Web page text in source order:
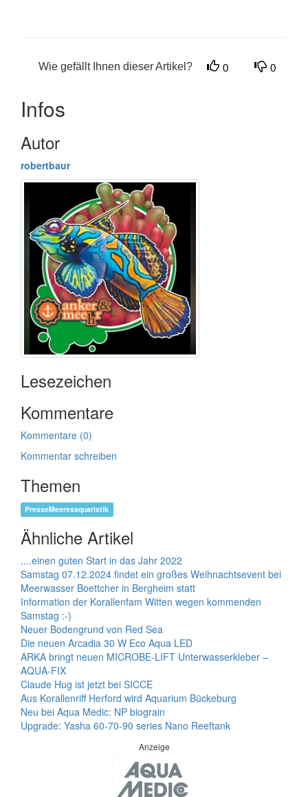
Wie gefällt Ihnen dieser Artikel? 0 0
Infos
Autor
robertbaur
Lesezeichen
Kommentare
Kommentare (0)
Kommentar schreiben
Themen
PresseMeeresaquaristik
Ähnliche Artikel
....einen guten Start in das Jahr 2022
Samstag 07.12.2024 findet ein großes Weihnachtsevent bei
Meerwasser Boettcher in Bergheim statt
Information der Korallenfam Witten wegen kommenden
Samstag :-)
Neuer Bodengrund von Red Sea
Die neuen Arcadia 30 W Eco Aqua LED
ARKA bringt neuen MICROBE-LIFT Unterwasserkleber –
AQUA-FIX
Claude Hug ist jetzt bei SICCE
Aus Korallenriff Herford wird Aquarium Bückeburg
Neu bei Aqua Medic: NP biograin
Upgrade: Yasha 60-70-90 series Nano Reeftank
Anzeige